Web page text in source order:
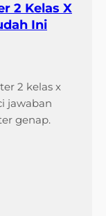
2 Kelas X
Ini
2 kelas x
jawaban
genap.